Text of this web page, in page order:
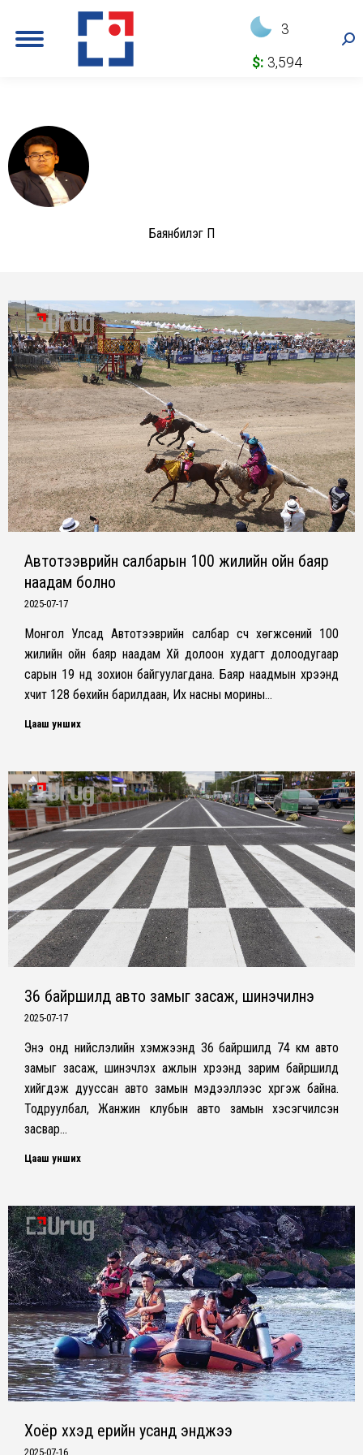
3
$: 3,594
Баянбилэг П
Автотээврийн салбарын 100 жилийн ойн баяр
наадам болно
2025-07-17
Монгол Улсад Автотээврийн салбар үүсч хөгжсөний 100
жилийн ойн баяр наадам Хүй долоон худагт долоодугаар
сарын 19 нд зохион байгуулагдана. Баяр наадмын хүрээнд
хүчит 128 бөхийн барилдаан, Их насны морины…
Цааш унших
36 байршилд авто замыг засаж, шинэчилнэ
2025-07-17
Энэ онд нийслэлийн хэмжээнд 36 байршилд 74 км авто
замыг засаж, шинэчлэх ажлын хүрээнд зарим байршилд
хийгдэж дууссан авто замын мэдээллээс хүргэж байна.
Тодруулбал, Жанжин клубын авто замын хэсэгчилсэн
засвар…
Цааш унших
Хоёр хүүхэд үерийн усанд энджээ
2025-07-16